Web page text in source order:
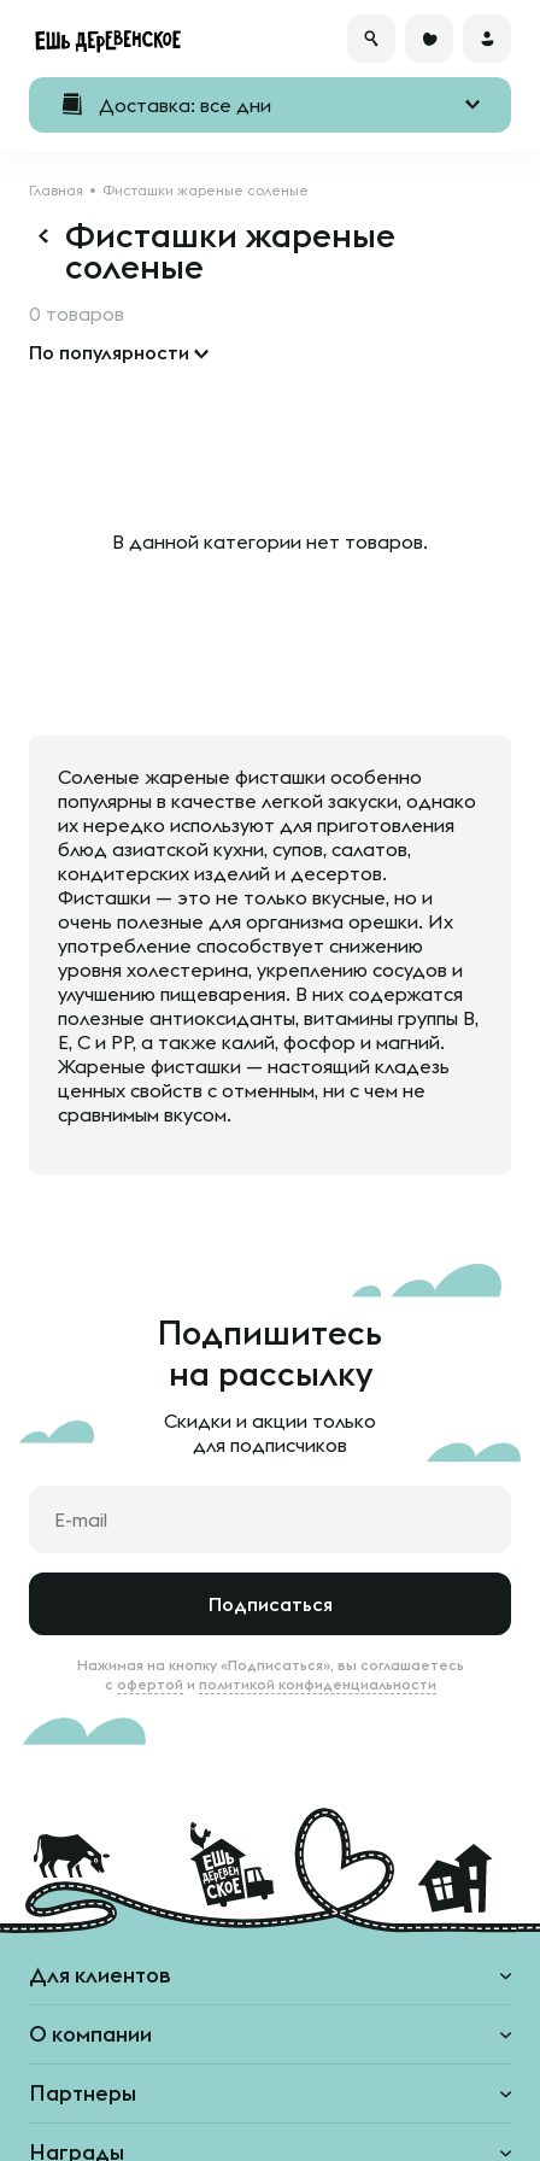
Доставка: все дни
Главная Фисташки жареные соленые
Фисташки жареные
соленые
0 товаров
По популярности
В данной категории нет товаров.
Соленые жареные фисташки особенно
популярны в качестве легкой закуски, однако
их нередко используют для приготовления
блюд азиатской кухни, супов, салатов,
кондитерских изделий и десертов.
Фисташки — это не только вкусные, но и
очень полезные для организма орешки. Их
употребление способствует снижению
уровня холестерина, укреплению сосудов и
улучшению пищеварения. В них содержатся
полезные антиоксиданты, витамины группы В,
Е, С и РР, а также калий, фосфор и магний.
Жареные фисташки — настоящий кладезь
ценных свойств с отменным, ни с чем не
сравнимым вкусом.
Подпишитесь
на рассылку
Скидки и акции только
для подписчиков
Подписаться
Нажимая на кнопку «Подписаться», вы соглашаетесь
с офертой и политикой конфиденциальности
Для клиентов
О компании
Партнеры
Награды